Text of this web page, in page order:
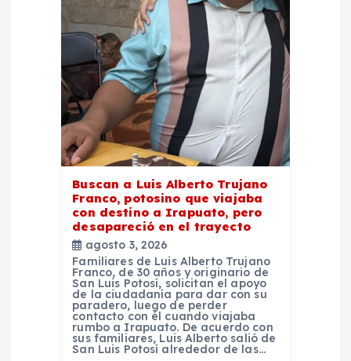
Buscan a Luis Alberto Trujano
Franco, potosino que viajaba
con destino a Irapuato, pero
desapareció en el trayecto
agosto 3, 2026
Familiares de Luis Alberto Trujano
Franco, de 30 años y originario de
San Luis Potosí, solicitan el apoyo
de la ciudadanía para dar con su
paradero, luego de perder
contacto con él cuando viajaba
rumbo a Irapuato. De acuerdo con
sus familiares, Luis Alberto salió de
San Luis Potosí alrededor de las…